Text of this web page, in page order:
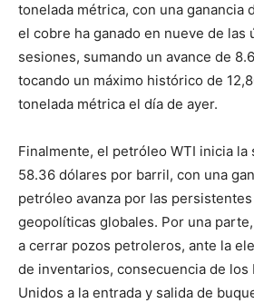
tonelada métrica, con una ganancia
el cobre ha ganado en nueve de las
sesiones, sumando un avance de
tocando un máximo histórico de
tonelada métrica el día de ayer.
Finalmente, el petróleo WTI inicia la
58.36 dólares por barril, con una
petróleo avanza por las
geopolíticas globales. Por una
a cerrar pozos petroleros, ante la
de inventarios, consecuencia de los
Unidos a la entrada y salida de